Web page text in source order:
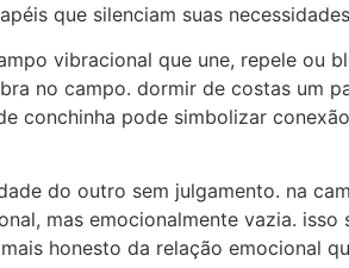
que silenciam suas
vibracional que une, repele ou
no campo. dormir de costas um
pode simbolizar
do outro sem julgamento. na
mas emocionalmente vazia.
honesto da relação emocional